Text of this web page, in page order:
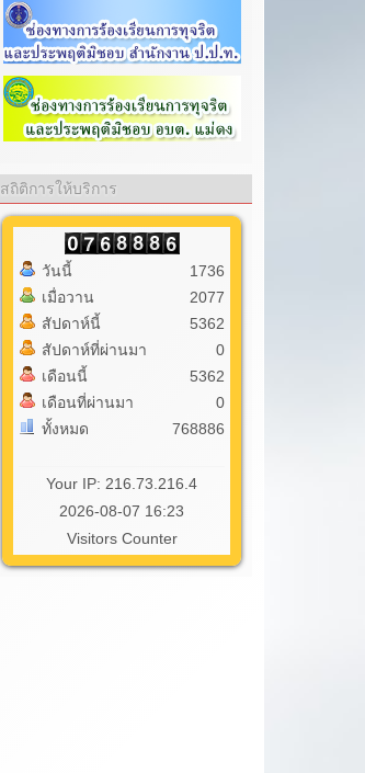
สถิติการให้บริการ
วันนี้
เมื่อวาน
สัปดาห์นี้
สัปดาห์ที่ผ่านมา
เดือนนี้
เดือนที่ผ่านมา
ทั้งหมด
1736
2077
5362
0
5362
0
768886
Your IP: 216.73.216.4
2026-08-07 16:23
Visitors Counter